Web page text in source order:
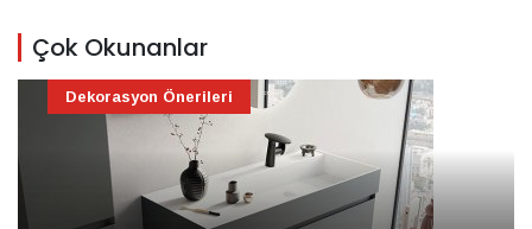
Çok Okunanlar
Dekorasyon Önerileri